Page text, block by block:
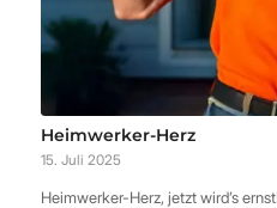
Heimwerker-Herz
15. Juli 2025
Heimwerker-Herz, jetzt wird’s